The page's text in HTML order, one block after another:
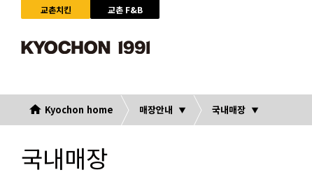
교촌치킨
교촌 F&B
Kyochon home 매장안내 국내매장
국내매장